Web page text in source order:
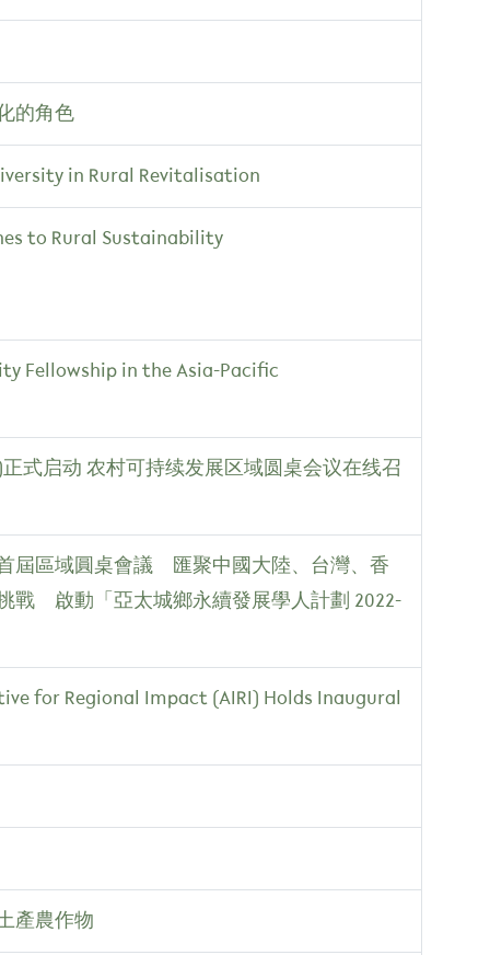
的角色
in Rural Revitalisation
to Rural Sustainability
Fellowship in the Asia-Pacific
式启动 农村可持续发展区域圆桌会议在线召
屆區域圓桌會議 匯聚中國大陸、台灣、香
戰 啟動「亞太城鄉永續發展學人計劃 2022-
for Regional Impact (AIRI) Holds Inaugural
產農作物